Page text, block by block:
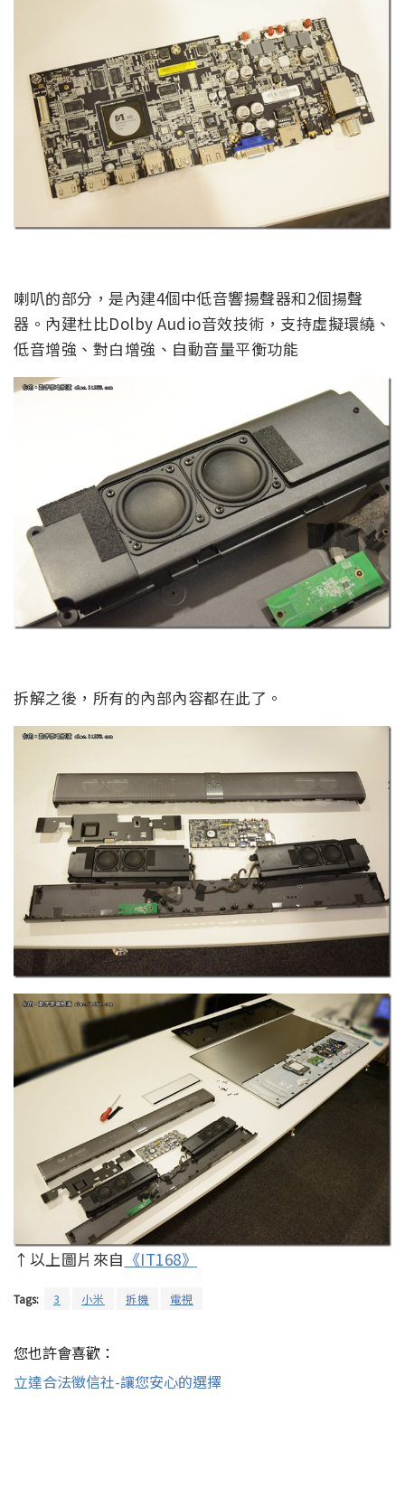
喇叭的部分，是內建4個中低音響揚聲器和2個揚聲
器。內建杜比Dolby Audio音效技術，支持虛擬環繞、
低音增強、對白增強、自動音量平衡功能
拆解之後，所有的內部內容都在此了。
↑以上圖片來自 《IT168》
Tags: 3 小米 拆機 電視
您也許會喜歡：
立達合法徵信社-讓您安心的選擇